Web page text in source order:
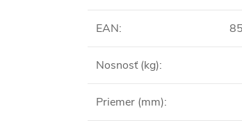
EAN:
Nosnosť (kg):
Priemer (mm):